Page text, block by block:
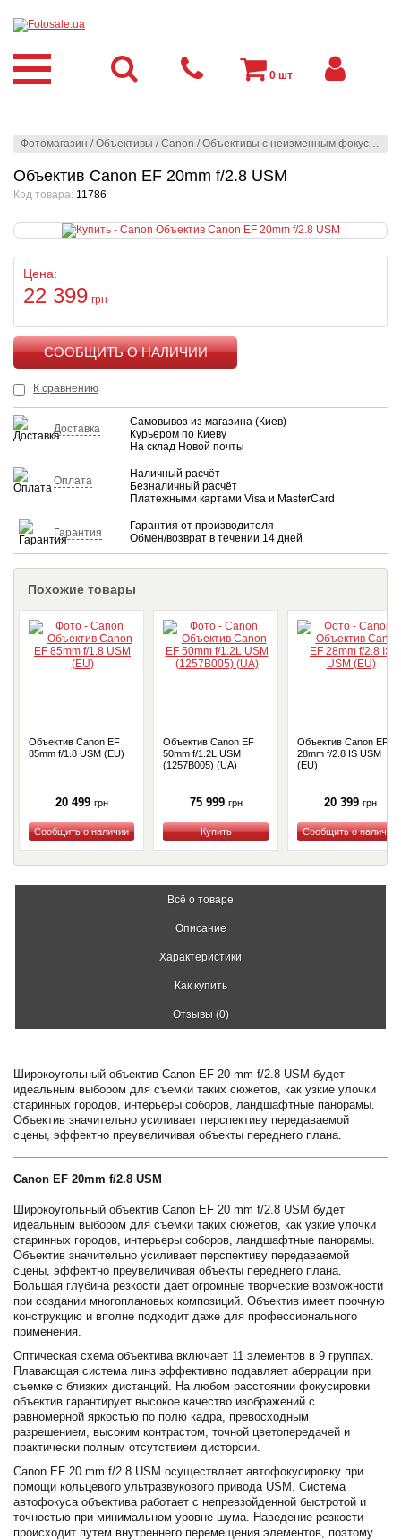
Фотомагазин /Объективы /Canon /Объективы с неизменным фокусным расстоянием
Объектив Canon EF 20mm f/2.8 USM
Код товара: 11786
Цена:
22 399 грн
К сравнению
Доставка
Самовывоз из магазина (Киев)
Курьером по Киеву
На склад Новой почты
Оплата
Наличный расчёт
Безналичный расчёт
Платежными картами Visa и MasterCard
Гарантия
Гарантия от производителя
Обмен/возврат в течении 14 дней
Похожие товары
Объектив Canon EF
85mm f/1.8 USM (EU)
20 499 грн
Купить
Объектив Canon EF
50mm f/1.2L USM
(1257B005) (UA)
75 999 грн
Купить
Объектив Canon EF
28mm f/2.8 IS USM
(EU)
20 399 грн
Купить
Всё о товаре
Описание
Характеристики
Как купить
Отзывы (0)
Широкоугольный объектив Canon EF 20 mm f/2.8 USM будет
идеальным выбором для съемки таких сюжетов, как узкие улочки
старинных городов, интерьеры соборов, ландшафтные панорамы.
Объектив значительно усиливает перспективу передаваемой
сцены, эффектно преувеличивая объекты переднего плана.
Canon EF 20mm f/2.8 USM
Широкоугольный объектив Canon EF 20 mm f/2.8 USM будет
идеальным выбором для съемки таких сюжетов, как узкие улочки
старинных городов, интерьеры соборов, ландшафтные панорамы.
Объектив значительно усиливает перспективу передаваемой
сцены, эффектно преувеличивая объекты переднего плана.
Большая глубина резкости дает огромные творческие возможности
при создании многоплановых композиций. Объектив имеет прочную
конструкцию и вполне подходит даже для профессионального
применения.
Оптическая схема объектива включает 11 элементов в 9 группах.
Плавающая система линз эффективно подавляет аберрации при
съемке с близких дистанций. На любом расстоянии фокусировки
объектив гарантирует высокое качество изображений с
равномерной яркостью по полю кадра, превосходным
разрешением, высоким контрастом, точной цветопередачей и
практически полным отсутствием дисторсии.
Canon EF 20 mm f/2.8 USM осуществляет автофокусировку при
помощи кольцевого ультразвукового привода USM. Система
автофокуса объектива работает с непревзойденной быстротой и
точностью при минимальном уровне шума. Наведение резкости
происходит путем внутреннего перемещения элементов, поэтому
0 шт